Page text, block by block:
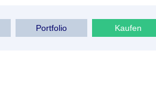
Kaufen
Portfolio